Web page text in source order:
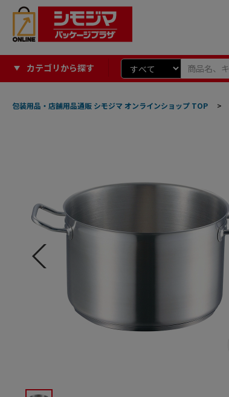
カテゴリから探す
包装用品・店舗用品通販 シモジマ オンラインショップ TOP >